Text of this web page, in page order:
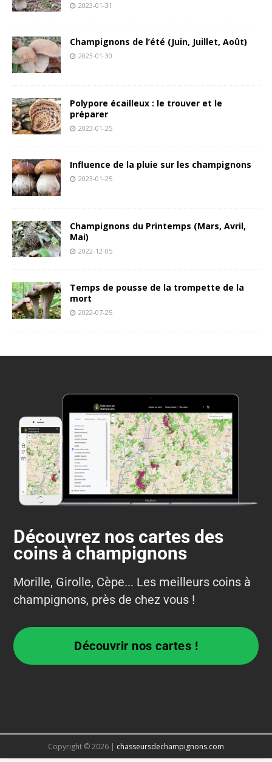
2023-01-31
Champignons de l’été (Juin, Juillet, Août)
2023-01-30
Polypore écailleux : le trouver et le
préparer
2023-01-25
Influence de la pluie sur les champignons
2023-01-25
Champignons du Printemps (Mars, Avril,
Mai)
2022-12-05
Temps de pousse de la trompette de la
mort
2022-07-25
Découvrez nos cartes des
coins à champignons
Morille, Girolle, Cèpe... Les meilleurs coins à
champignons, près de chez vous !
Découvrir nos cartes !
Copyright © 2026 | chasseursdechampignons.com